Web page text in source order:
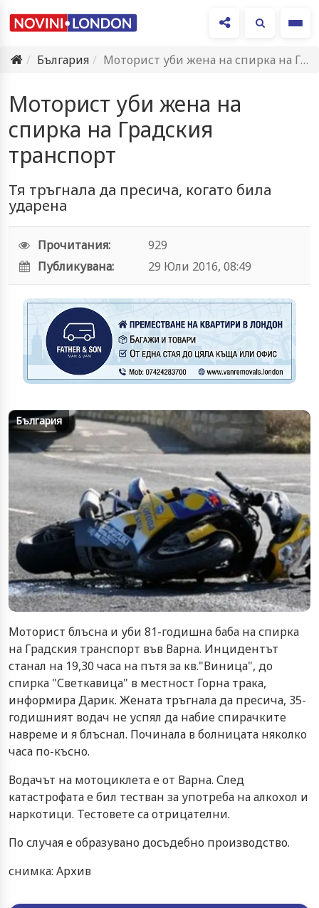
България
Моторист уби жена на спирка на Градския транспорт
Моторист уби жена на
спирка на Градския
транспорт
Тя тръгнала да пресича, когато била
ударена
Прочитания:
929
Публикувана:
29 Юли 2016, 08:49
България
Моторист блъсна и уби 81-годишна баба на спирка
на Градския транспорт във Варна. Инцидентът
станал на 19,30 часа на пътя за кв."Виница", до
спирка "Светкавица" в местност Горна трака,
информира Дарик. Жената тръгнала да пресича, 35-
годишният водач не успял да набие спирачките
навреме и я блъснал. Починала в болницата няколко
часа по-късно.
Водачът на мотоциклета е от Варна. След
катастрофата е бил тестван за употреба на алкохол и
наркотици. Тестовете са отрицателни.
По случая е образувано досъдебно производство.
снимка: Архив